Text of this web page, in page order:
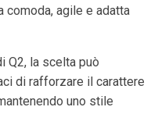
comoda, agile e adatta
Q2, la scelta può
di rafforzare il carattere
uno stile